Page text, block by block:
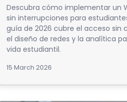
Descubra cómo implementar un
sin interrupciones para
guía de 2026 cubre el acceso sin
el diseño de redes y la analítica
vida estudiantil.
15 March 2026